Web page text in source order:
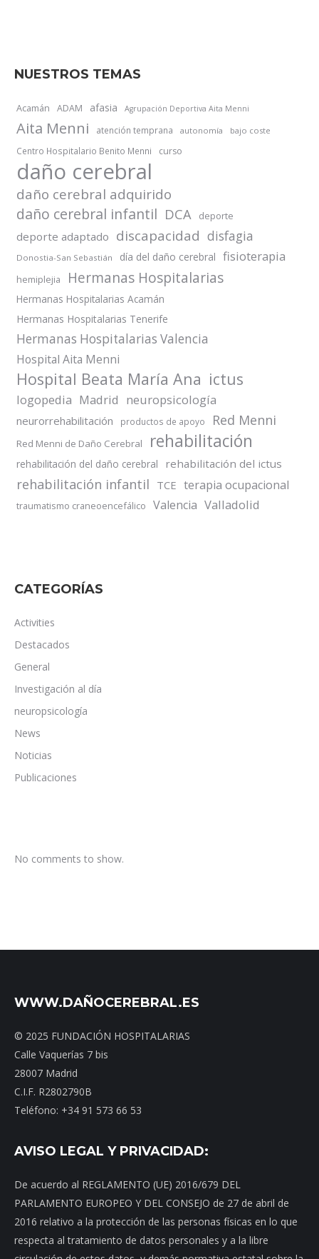
NUESTROS TEMAS
Acamán ADAM afasia Agrupación Deportiva Aita Menni
Aita Menni atención temprana autonomía bajo coste
Centro Hospitalario Benito Menni curso
daño cerebral
daño cerebral adquirido
daño cerebral infantil DCA deporte
deporte adaptado discapacidad disfagia
Donostia-San Sebastián día del daño cerebral fisioterapia
hemiplejia Hermanas Hospitalarias
Hermanas Hospitalarias Acamán
Hermanas Hospitalarias Tenerife
Hermanas Hospitalarias Valencia
Hospital Aita Menni
Hospital Beata María Ana ictus
logopedia Madrid neuropsicología
neurorrehabilitación productos de apoyo Red Menni
Red Menni de Daño Cerebral rehabilitación
rehabilitación del daño cerebral rehabilitación del ictus
rehabilitación infantil TCE terapia ocupacional
traumatismo craneoencefálico Valencia Valladolid
CATEGORÍAS
Activities
Destacados
General
Investigación al día
neuropsicología
News
Noticias
Publicaciones
No comments to show.
WWW.DAÑOCEREBRAL.ES
© 2025 FUNDACIÓN HOSPITALARIAS
Calle Vaquerías 7 bis
28007 Madrid
C.I.F. R2802790B
Teléfono: +34 91 573 66 53
AVISO LEGAL Y PRIVACIDAD:
De acuerdo al REGLAMENTO (UE) 2016/679 DEL
PARLAMENTO EUROPEO Y DEL CONSEJO de 27 de abril de
2016 relativo a la protección de las personas físicas en lo que
respecta al tratamiento de datos personales y a la libre